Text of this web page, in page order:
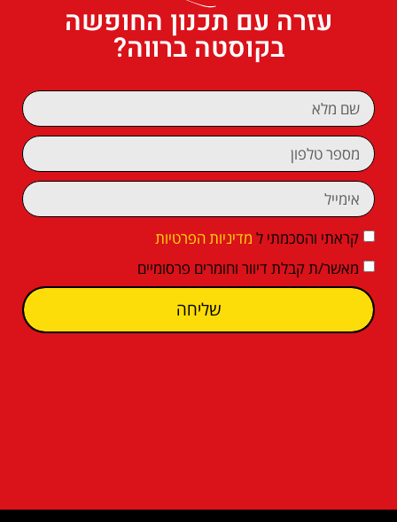
עזרה עם תכנון החופשה
בקוסטה ברווה?
קראתי והסכמתי ל מדיניות הפרטיות
מאשר/ת קבלת דיוור וחומרים פרסומיים
שליחה